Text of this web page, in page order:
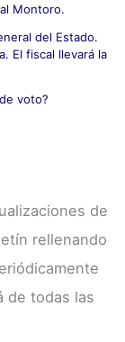
Montoro.
del Estado.
El fiscal llevará la
voto?
de
rellenando
de todas las